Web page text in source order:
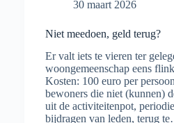
30 maart 2026
Niet meedoen, geld terug?
Er valt iets te vieren ter
woongemeenschap eens
Kosten: 100 euro per
bewoners die niet (kunnen)
uit de activiteitenpot,
bijdragen van leden, terug